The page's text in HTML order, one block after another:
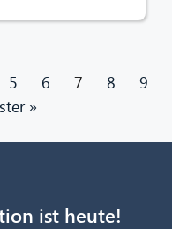
5 6 7 8
9
»
ist heute!